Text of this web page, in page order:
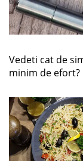
Vedeti cat de
minim de efort?